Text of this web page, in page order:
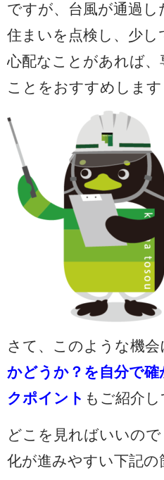
ですが、台風が通過
住まいを点検し、少
心配なことがあれば、
ことをおすすめします
さて、このような機会
かどうか？を自分で
クポイント もご紹介
どこを見ればいいの
化が進みやすい下記の